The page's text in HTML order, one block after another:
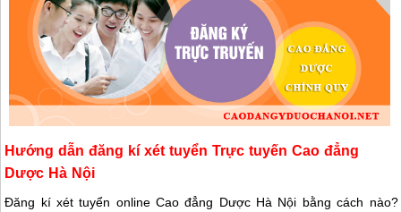
Hướng dẫn đăng kí xét tuyển Trực tuyến Cao đẳng
Dược Hà Nội
Đăng kí xét tuyển online Cao đẳng Dược Hà Nội bằng cách nào?